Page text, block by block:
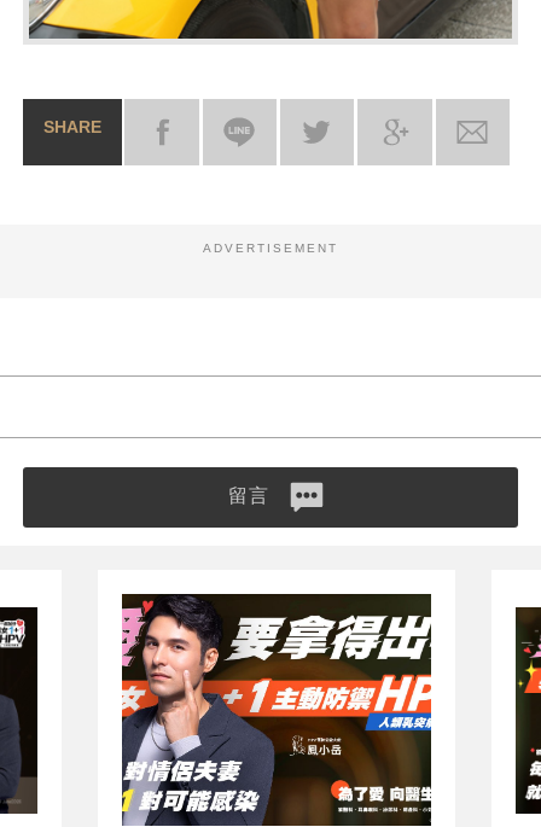
SHARE
ADVERTISEMENT
留言